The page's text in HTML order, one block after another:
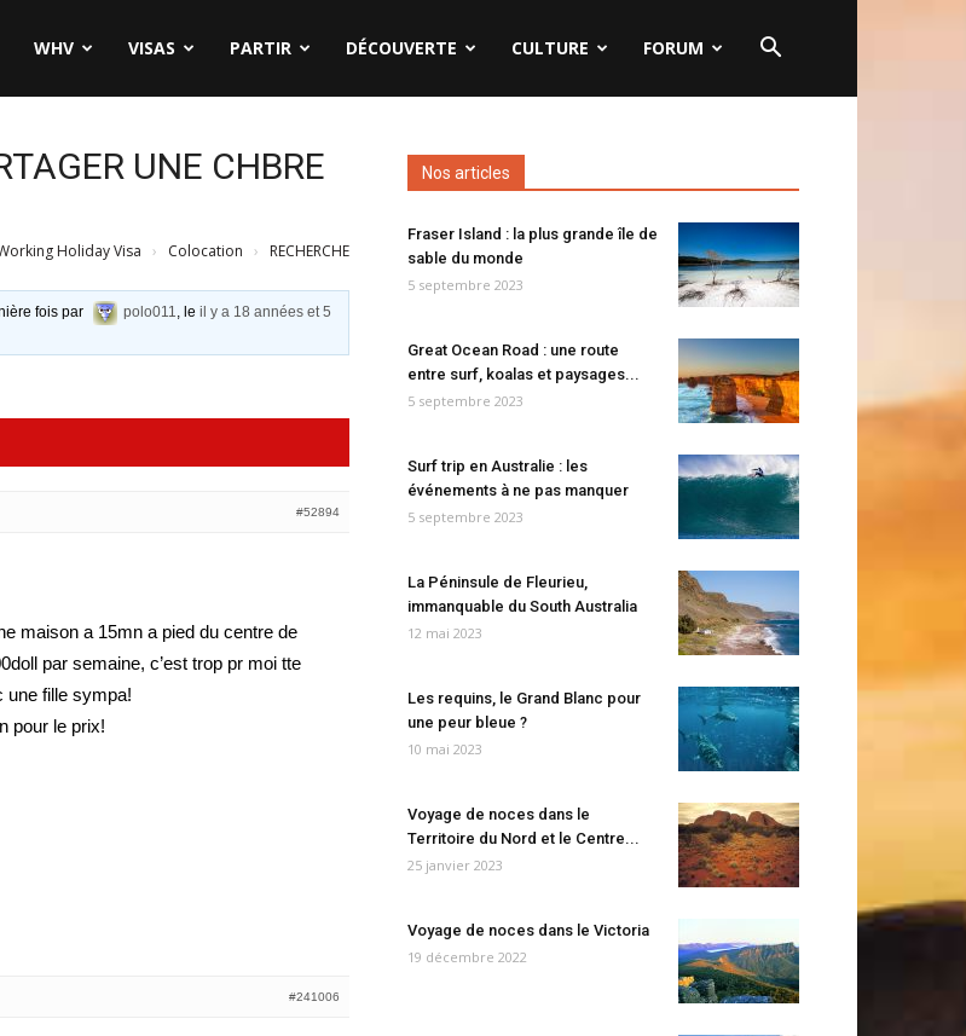
WHV VISAS PARTIR DÉCOUVERTE CULTURE FORUM
UNE CHBRE
Holiday Visa › Colocation ›
RECHERCHE
fois par polo011, leil y a 18 années et 5
#52894
maison a 15mn a pied du centre de
par semaine, c’est trop pr moi tte
une fille sympa!
pour le prix!
#241006
Nos articles
Fraser Island : la plus grande île de
sable du monde
5 septembre 2023
Great Ocean Road : une route
entre surf, koalas et paysages...
5 septembre 2023
Surf trip en Australie : les
événements à ne pas manquer
5 septembre 2023
La Péninsule de Fleurieu,
immanquable du South Australia
12 mai 2023
Les requins, le Grand Blanc pour
une peur bleue ?
10 mai 2023
Voyage de noces dans le
Territoire du Nord et le Centre...
25 janvier 2023
Voyage de noces dans le Victoria
19 décembre 2022